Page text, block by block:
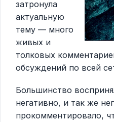
затронула
актуальную
тему — много
живых и
толковых
обсуждений по всей
Большинство
негативно, и так же
прокомментировало,